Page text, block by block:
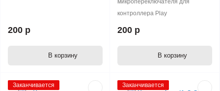
200 р
В корзину
микропереключателя для
контроллера Play
200 р
В корзину
Заканчивается Заканчивается